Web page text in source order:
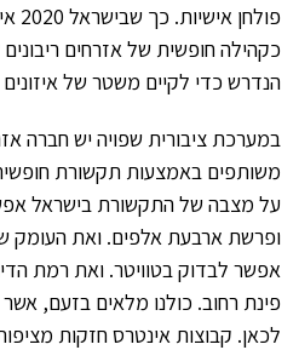
כקהילה חופשית של אזרחים
הנדרש כדי לקיים משטר של
במערכת ציבורית שפויה יש חברה
משותפים באמצעות תקשורת חופשית,
על מצבה של התקשורת בישראל
ופרשת ארבעת אלפים. ואת העומק
אפשר לבדוק בטוויטר. ואת רמת
פינת רחוב. כולנו מלאים בזעם,
לכאן. קבוצות אינטרס חזקות מציפות